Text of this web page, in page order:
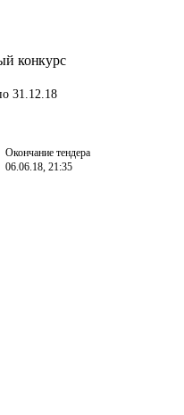
конкурс
31.12.18
Окончание тендера
06.06.18, 21:35